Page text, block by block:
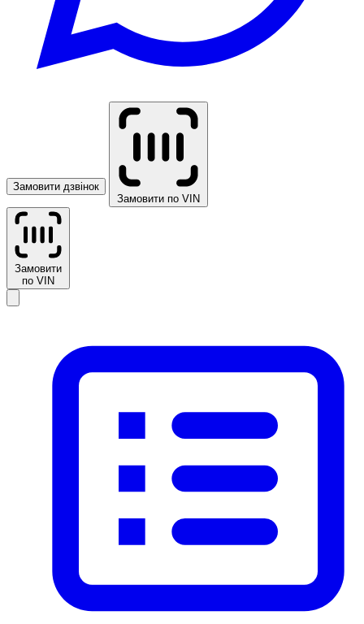
Замовити дзвінок
Замовити по VIN
Замовити
по VIN